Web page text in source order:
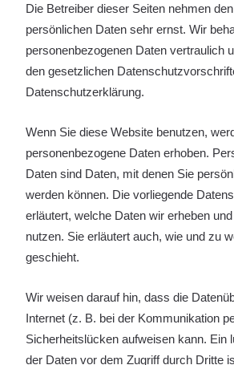
Die Betreiber dieser Seiten nehmen
persönlichen Daten sehr ernst. Wir
personenbezogenen Daten vertraulich
den gesetzlichen
Datenschutzerklärung.
Wenn Sie diese Website benutzen,
personenbezogene Daten erhoben.
Daten sind Daten, mit denen Sie
werden können. Die vorliegende
erläutert, welche Daten wir erheben
nutzen. Sie erläutert auch, wie und zu
geschieht.
Wir weisen darauf hin, dass die
Internet (z. B. bei der Kommunikation
Sicherheitslücken aufweisen kann. Ein
der Daten vor dem Zugriff durch Dritte